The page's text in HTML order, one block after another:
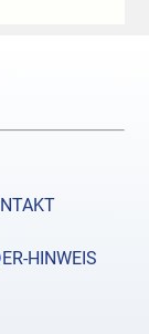
HINWEIS